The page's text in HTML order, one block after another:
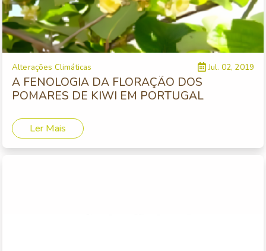
Alterações Climáticas Jul. 02, 2019
A FENOLOGIA DA FLORAÇÃO DOS
POMARES DE KIWI EM PORTUGAL
Ler Mais